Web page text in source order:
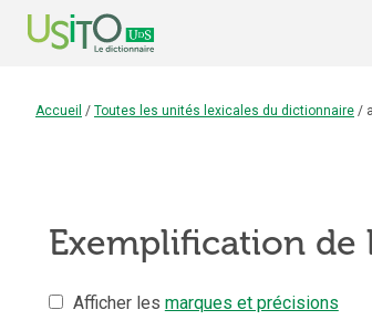
Accueil / Toutes les unités lexicales du dictionnaire /
Exemplification de
Afficher les marques et précisions